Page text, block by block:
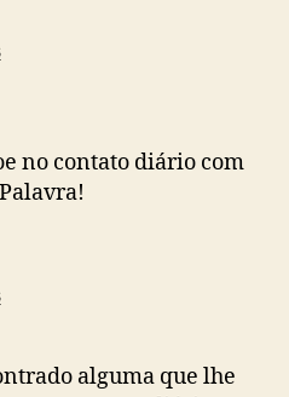
d
no contato diário com
d
alguma que lhe